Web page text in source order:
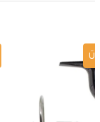
Ücretsiz